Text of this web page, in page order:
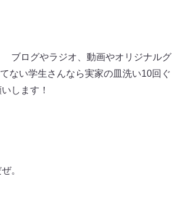
ブログやラジオ、動画やオリジナルグ
い学生さんなら実家の皿洗い10回ぐ
します！
。